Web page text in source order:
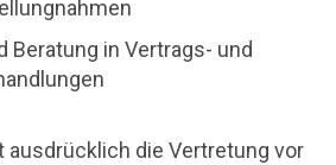
Beratung in Vertrags- und
die Vertretung vor